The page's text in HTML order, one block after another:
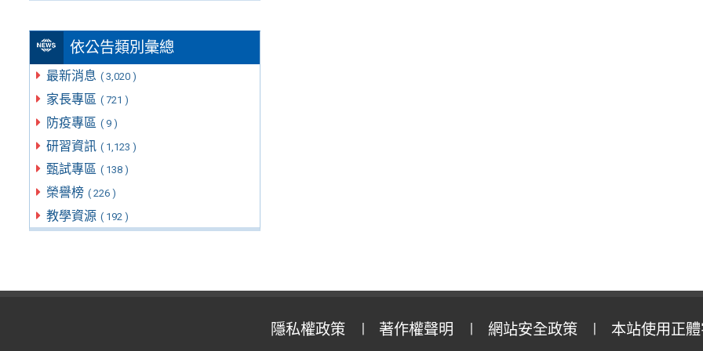
依公告類別彙總
最新消息 ( 3,020 )
家長專區 ( 721 )
防疫專區 ( 9 )
研習資訊 ( 1,123 )
甄試專區 ( 138 )
榮譽榜 ( 226 )
教學資源 ( 192 )
隱私權政策 著作權聲明 網站安全政策 本站使用正